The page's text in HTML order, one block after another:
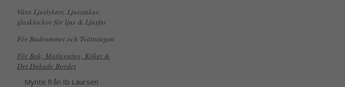
Våra Ljuslyktor, Ljusstakar,
glasklockor för ljus & Ljusfat
För Badrummet och Tvättstugan
För Bak, Matlagning, Köket &
Det Dukade Bordet
Mynte från Ib Laursen